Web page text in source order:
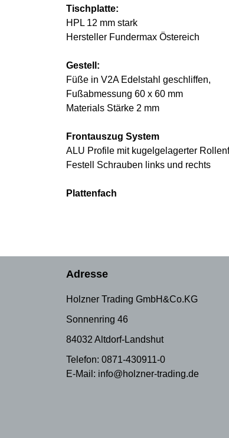
Tischplatte:
HPL 12 mm stark
Hersteller Fundermax Östereich
Gestell:
Füße in V2A Edelstahl geschliffen,
Fußabmessung 60 x 60 mm
Materials Stärke 2 mm
Frontauszug System
ALU Profile mit kugelgelagerter
Festell Schrauben links und rechts
Plattenfach
Adresse
Holzner Trading GmbH&Co.KG
Sonnenring 46
84032 Altdorf-Landshut
Telefon: 0871-430911-0
E-Mail: info@holzner-trading.de